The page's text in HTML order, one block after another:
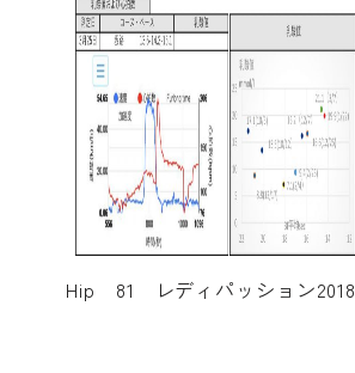
Hip 81 レディパッション2018